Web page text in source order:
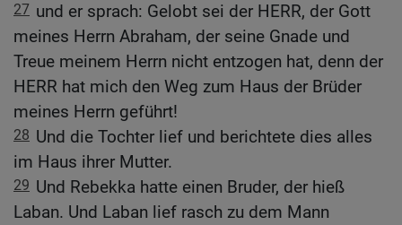
27 und er sprach: Gelobt sei der HERR, der Gott
meines Herrn Abraham, der seine Gnade und
Treue meinem Herrn nicht entzogen hat, denn der
HERR hat mich den Weg zum Haus der Brüder
meines Herrn geführt!
28 Und die Tochter lief und berichtete dies alles
im Haus ihrer Mutter.
29 Und Rebekka hatte einen Bruder, der hieß
Laban. Und Laban lief rasch zu dem Mann